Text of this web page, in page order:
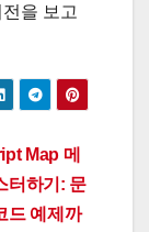
을 보고
Map 메
터하기: 문
드 예제까